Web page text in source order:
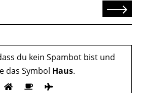
Senden
du kein Spambot bist und
das Symbol Haus.